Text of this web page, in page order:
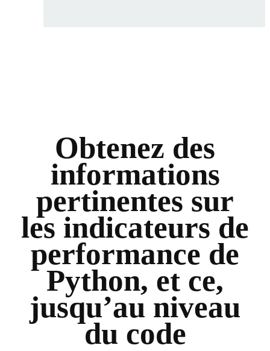
Obtenez des
informations
pertinentes sur
les indicateurs de
performance de
Python, et ce,
jusqu’au niveau
du code